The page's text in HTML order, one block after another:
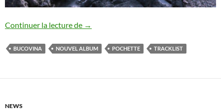
Continuer la lecture de Bucovina : détails sur le nouvel album
→
BUCOVINA NOUVEL ALBUM POCHETTE TRACKLIST
NEWS